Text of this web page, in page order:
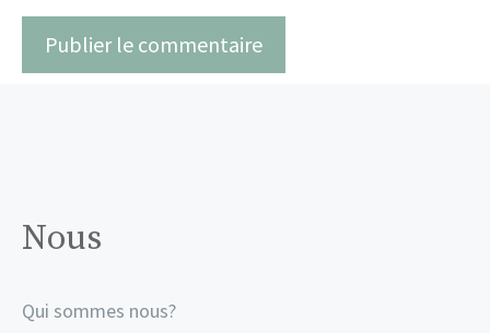
Nous
Qui sommes nous?